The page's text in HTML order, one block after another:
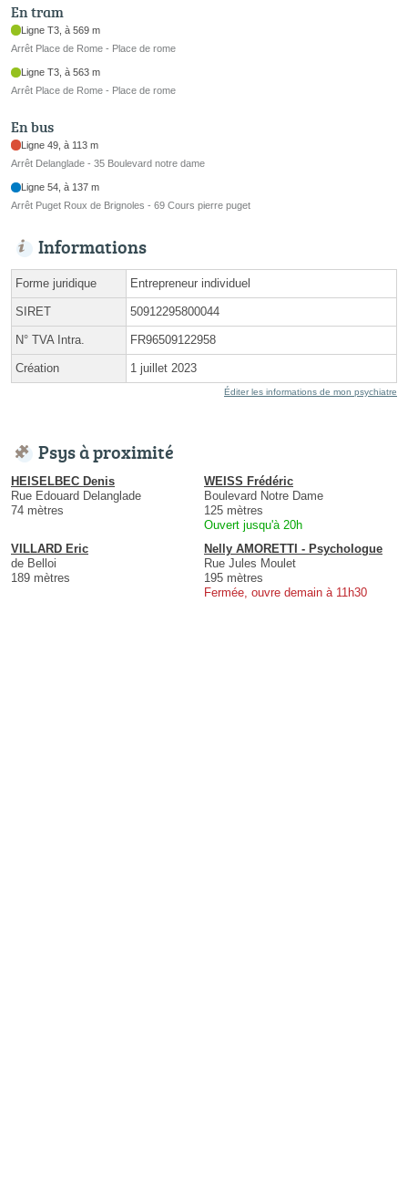
En tram
Ligne T3, à 569 m
Arrêt Place de Rome - Place de rome
Ligne T3, à 563 m
Arrêt Place de Rome - Place de rome
En bus
Ligne 49, à 113 m
Arrêt Delanglade - 35 Boulevard notre dame
Ligne 54, à 137 m
Arrêt Puget Roux de Brignoles - 69 Cours pierre puget
Informations
Forme juridique Entrepreneur individuel
SIRET 50912295800044
N° TVA Intra. FR96509122958
Création 1 juillet 2023
Éditer les informations de mon psychiatre
Psys à proximité
HEISELBEC Denis
Rue Edouard Delanglade
74 mètres
WEISS Frédéric
Boulevard Notre Dame
125 mètres
Ouvert jusqu'à 20h
VILLARD Eric
de Belloi
189 mètres
Nelly AMORETTI - Psychologue
Rue Jules Moulet
195 mètres
Fermée, ouvre demain à 11h30